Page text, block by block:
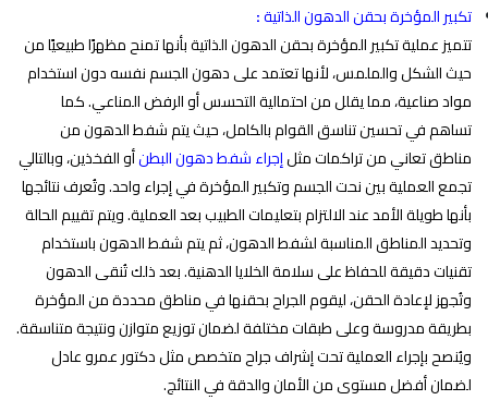
تكبير المؤخرة بحقن الدهون الذاتية:
تتميز عملية تكبير المؤخرة بحقن الدهون الذاتية بأنها تمنح مظهرًا طبيعيًا من
حيث الشكل والملمس، لأنها تعتمد على دهون الجسم نفسه دون استخدام
مواد صناعية، مما يقلل من احتمالية التحسس أو الرفض المناعي. كما
تساهم في تحسين تناسق القوام بالكامل، حيث يتم شفط الدهون من
مناطق تعاني من تراكمات مثلإجراء شفط دهون البطنأو الفخذين، وبالتالي
تجمع العملية بين نحت الجسم وتكبير المؤخرة في إجراء واحد. وتُعرف نتائجها
بأنها طويلة الأمد عند الالتزام بتعليمات الطبيب بعد العملية. ويتم تقييم الحالة
وتحديد المناطق المناسبة لشفط الدهون، ثم يتم شفط الدهون باستخدام
تقنيات دقيقة للحفاظ على سلامة الخلايا الدهنية. بعد ذلك تُنقى الدهون
وتُجهز لإعادة الحقن، ليقوم الجراح بحقنها في مناطق محددة من المؤخرة
بطريقة مدروسة وعلى طبقات مختلفة لضمان توزيع متوازن ونتيجة متناسقة.
ويُنصح بإجراء العملية تحت إشراف جراح متخصص مثلدكتور عمرو عادل
لضمان أفضل مستوى من الأمان والدقة في النتائج.